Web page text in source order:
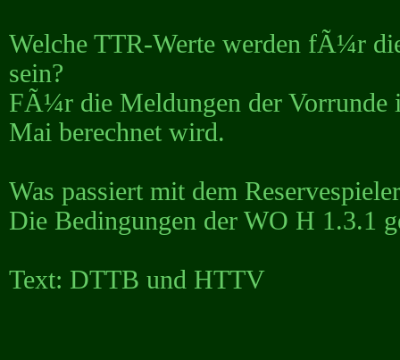
Welche TTR-Werte werden fÃ¼r
sein?
FÃ¼r die Meldungen der Vorrunde
Mai berechnet wird.
Was passiert mit dem
Die Bedingungen der WO H 1.3.1
Text: DTTB und HTTV